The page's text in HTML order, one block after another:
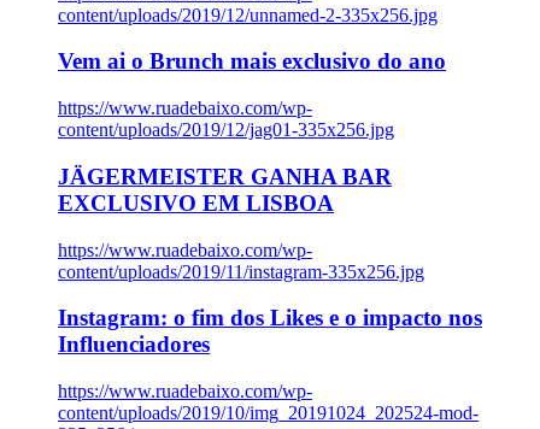
content/uploads/2019/12/unnamed-2-335x256.jpg
Vem ai o Brunch mais exclusivo do ano
https://www.ruadebaixo.com/wp-
content/uploads/2019/12/jag01-335x256.jpg
JÄGERMEISTER GANHA BAR
EXCLUSIVO EM LISBOA
https://www.ruadebaixo.com/wp-
content/uploads/2019/11/instagram-335x256.jpg
Instagram: o fim dos Likes e o impacto nos
Influenciadores
https://www.ruadebaixo.com/wp-
content/uploads/2019/10/img_20191024_202524-mod-